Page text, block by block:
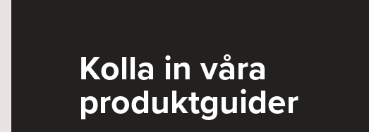
Kolla in våra
produktguider